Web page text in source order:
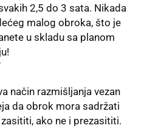
2,5 do 3 sata. Nikada
malog obroka, što je
u skladu sa planom
način razmišljanja vezan
da obrok mora sadržati
ako ne i prezasititi.